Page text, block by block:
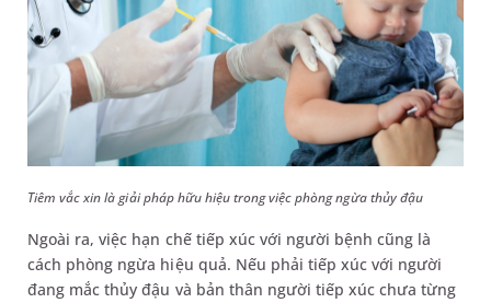
Tiêm vắc xin là giải pháp hữu hiệu trong việc phòng ngừa thủy đậu
Ngoài ra, việc hạn chế tiếp xúc với người bệnh cũng là
cách phòng ngừa hiệu quả. Nếu phải tiếp xúc với người
đang mắc thủy đậu và bản thân người tiếp xúc chưa từng